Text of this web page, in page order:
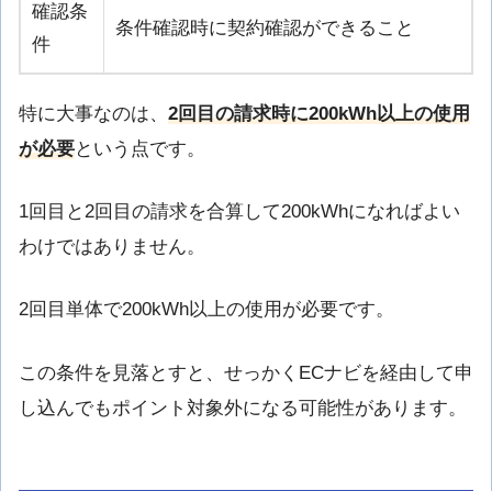
確認条
件
条件確認時に契約確認ができること
特に大事なのは、 2回目の請求時に200kWh以上の使用
が必要という点です。
1回目と2回目の請求を合算して200kWhになればよい
わけではありません。
2回目単体で200kWh以上の使用が必要です。
この条件を見落とすと、せっかくECナビを経由して申
し込んでもポイント対象外になる可能性があります。